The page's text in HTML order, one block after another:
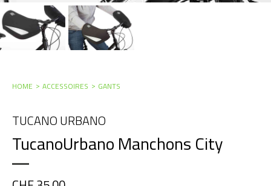
HOME ACCESSOIRES GANTS
TUCANO URBANO
TucanoUrbano Manchons City